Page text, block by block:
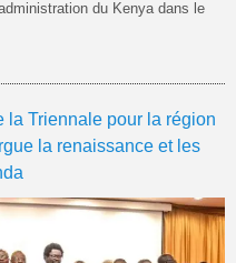
du Kenya dans le
la Triennale pour la région
la renaissance et les